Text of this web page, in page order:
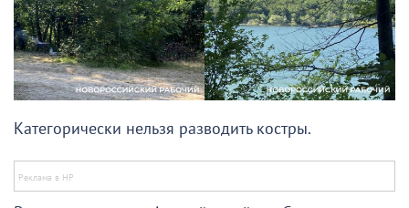
Категорически нельзя разводить костры.